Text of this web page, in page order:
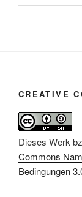
CREATIVE
Dieses Werk
Commons
Bedingungen